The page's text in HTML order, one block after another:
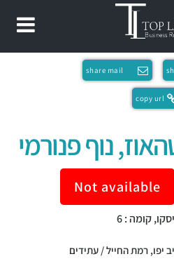
share mail
copy url
נוף פנורמי
Not available
קומה : 6
יפו, רמת החייל / עתידים